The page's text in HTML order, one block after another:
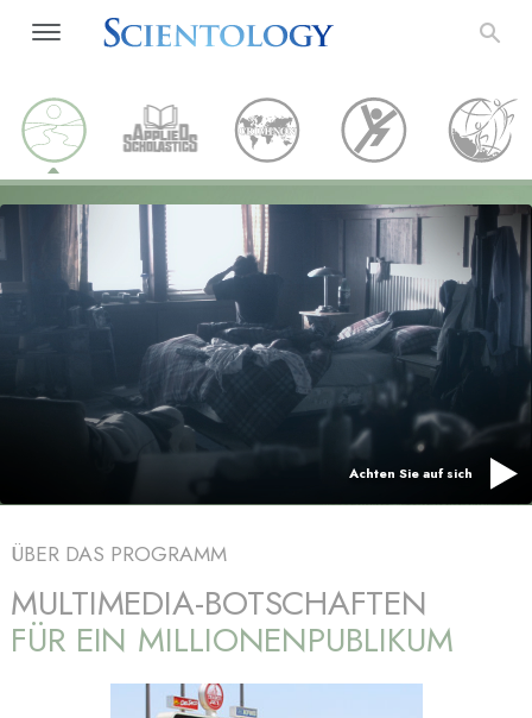
Achten Sie auf sich
ÜBER DAS PROGRAMM
MULTIMEDIA-BOTSCHAFTEN
FÜR EIN MILLIONENPUBLIKUM